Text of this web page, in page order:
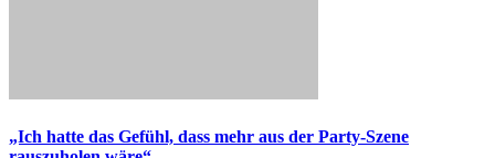
„Ich hatte das Gefühl, dass mehr aus der Party-Szene